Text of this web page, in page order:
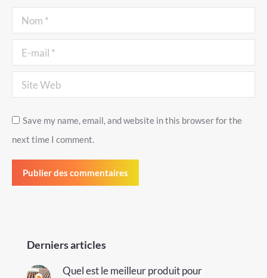
Nom *
E-mail *
Site Web
Save my name, email, and website in this browser for the
next time I comment.
Publier des commentaires
Derniers articles
Quel est le meilleur produit pour